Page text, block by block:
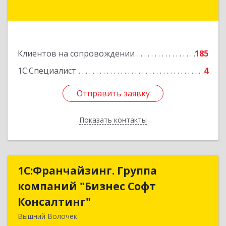
Клиентов на сопровождении
185
1С:Специалист
4
Отправить заявку
Показать контакты
Подробнее
Отправить заявку
Назад
1С:Франчайзинг. Группа
компаний "Бизнес Софт
Консалтинг"
Вышний Волочек
1С:Франчайзинг. Группа
компаний "Бизнес Софт